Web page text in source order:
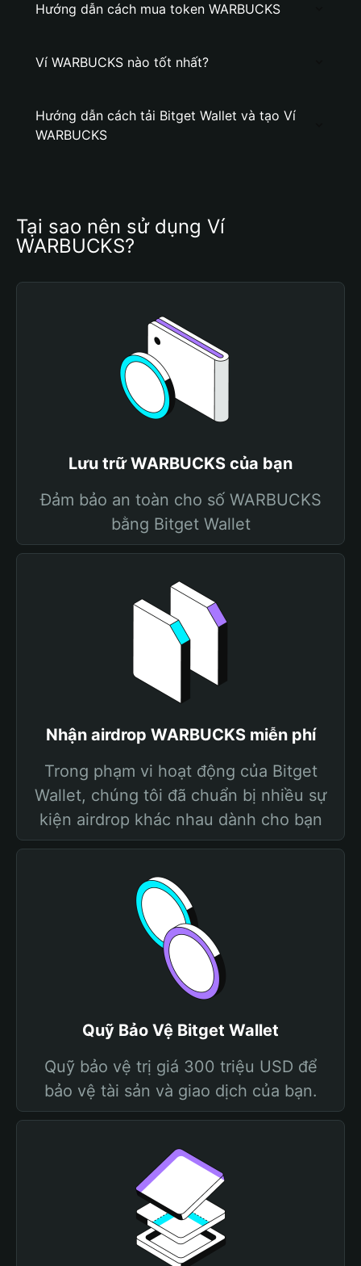
Hướng dẫn cách mua token WARBUCKS
Ví WARBUCKS nào tốt nhất?
Hướng dẫn cách tải Bitget Wallet và tạo Ví
WARBUCKS
Tại sao nên sử dụng Ví
WARBUCKS?
Lưu trữ WARBUCKS của bạn
Đảm bảo an toàn cho số WARBUCKS
bằng Bitget Wallet
Nhận airdrop WARBUCKS miễn phí
Trong phạm vi hoạt động của Bitget
Wallet, chúng tôi đã chuẩn bị nhiều sự
kiện airdrop khác nhau dành cho bạn
Quỹ Bảo Vệ Bitget Wallet
Quỹ bảo vệ trị giá 300 triệu USD để
bảo vệ tài sản và giao dịch của bạn.